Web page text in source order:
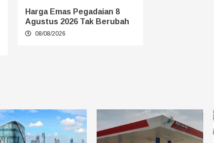
Harga Emas Pegadaian 8
Agustus 2026 Tak Berubah
08/08/2026